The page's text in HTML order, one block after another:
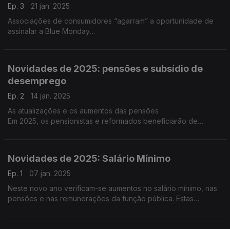
Ep. 3
21 jan. 2025
Associações de consumidores “agarram” a oportunidade de
assinalar a Blue Monday
Novidades de 2025: pensões e subsídio de
desemprego
Ep. 2
14 jan. 2025
As atualizações e os aumentos das pensões
Em 2025, os pensionistas e reformados beneficiarão de
Novidades de 2025: Salário Mínimo
Ep. 1
07 jan. 2025
Neste novo ano verificam-se aumentos no salário mínimo, nas
pensões e nas remunerações da função pública. Estas